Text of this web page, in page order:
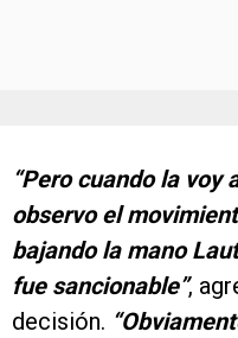
“Pero cuando la voy
observo el
bajando la mano
fue sancionable”,
decisión. “